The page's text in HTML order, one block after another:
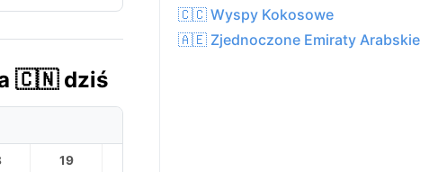
🇨🇳 dziś
19
🇨🇨 Wyspy Kokosowe
🇦🇪 Zjednoczone Emiraty Arabskie